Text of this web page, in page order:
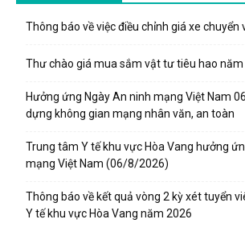
Thông báo về việc điều chỉnh giá xe chuyển
Thư chào giá mua sắm vật tư tiêu hao năm
Hưởng ứng Ngày An ninh mạng Việt Nam
dựng không gian mạng nhân văn, an toàn
Trung tâm Y tế khu vực Hòa Vang hưởng
mạng Việt Nam (06/8/2026)
Thông báo về kết quả vòng 2 kỳ xét tuyển
Y tế khu vực Hòa Vang năm 2026